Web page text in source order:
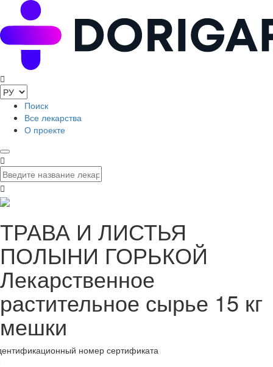
Поиск
Все лекарства
О проекте
ТРАВА И ЛИСТЬЯ
ПОЛЫНИ ГОРЬКОЙ
Лекарственное
растительное сырье 15 кг
мешки
номер сертификата